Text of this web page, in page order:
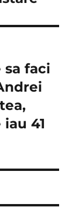
sa faci
41